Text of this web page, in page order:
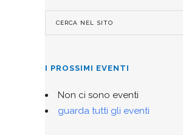
I PROSSIMI EVENTI
Non ci sono eventi
guarda tutti gli eventi